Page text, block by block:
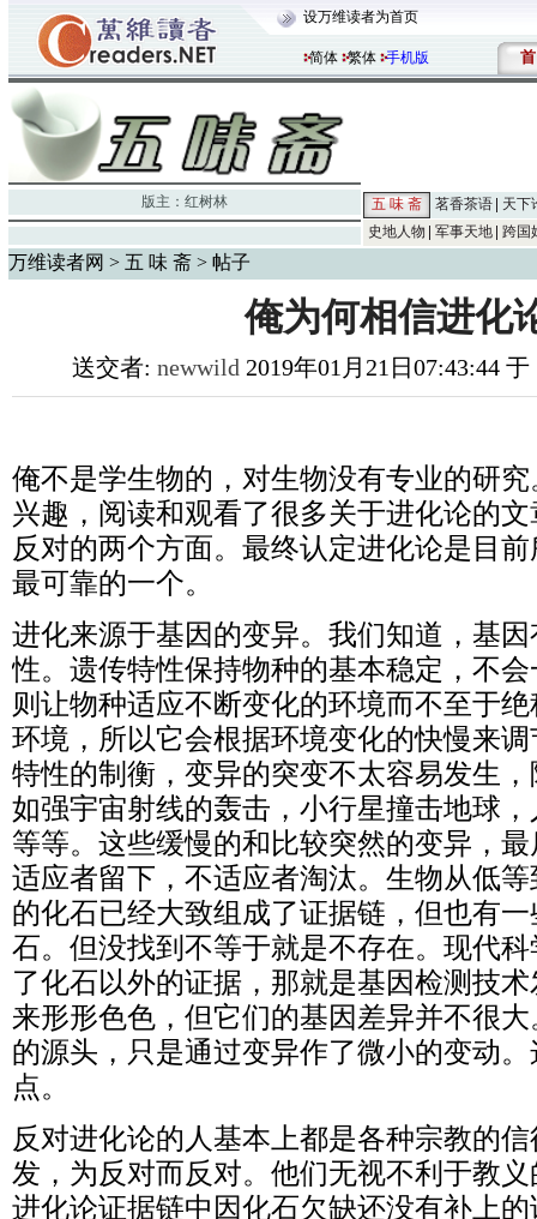
设万维读者为首页
简体 繁体 手机版 首
版主： 红树林 五 味 斋 茗香茶语
天下
史地人物
军事天地 跨国
万维读者网 > 五 味 斋 > 帖子
俺为何相信进化
送交者: newwild 2019年01月21日07:43:44
俺不是学生物的，对生物没有专业的研
兴趣，阅读和观看了很多关于进化论的
反对的两个方面。最终认定进化论是目
最可靠的一个。
进化来源于基因的变异。我们知道，基
性。遗传特性保持物种的基本稳定，不
则让物种适应不断变化的环境而不至于
环境，所以它会根据环境变化的快慢来
特性的制衡，变异的突变不太容易发生
如强宇宙射线的轰击，小行星撞击地球
等等。这些缓慢的和比较突然的变异，
适应者留下，不适应者淘汰。生物从低
的化石已经大致组成了证据链，但也有
石。但没找到不等于就是不存在。现代
了化石以外的证据，那就是基因检测技
来形形色色，但它们的基因差异并不很
的源头，只是通过变异作了微小的变动
点。
反对进化论的人基本上都是各种宗教的
发，为反对而反对。他们无视不利于教
进化论证据链中因化石欠缺还没有补上